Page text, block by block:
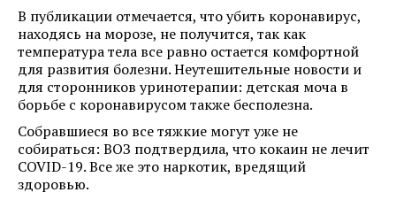
В публикации отмечается, что убить коронавирус,
находясь на морозе, не получится, так как
температура тела все равно остается комфортной
для развития болезни. Неутешительные новости и
для сторонников уринотерапии: детская моча в
борьбе с коронавирусом также бесполезна.
Собравшиеся во все тяжкие могут уже не
собираться: ВОЗ подтвердила, что кокаин не лечит
COVID-19. Все же это наркотик, вредящий
здоровью.